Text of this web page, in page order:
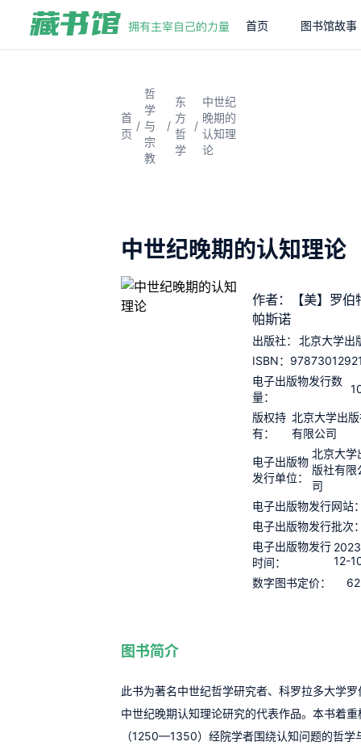
首页 图书馆故事
首
页
/
哲
学
与
宗
教
/
东
方
哲
学
/
中世纪
晚期的
认知理
论
中世纪晚期的认知理论
作者：【美】罗伯
帕斯诺
出版社：
北京大学出
ISBN：
电子出版物发行数
量：
版权持
有：
北京大学出
有限公司
电子出版物
发行单位：
北京大学
版社有限
司
电子出版物发行网站
电子出版物发行批次
电子出版物发行
时间：
12-
数字图书定价：
图书简介
此书为著名中世纪哲学研究者、科罗拉多大学罗
中世纪晚期认知理论研究的代表作品。本书着
（1250—1350）经院学者围绕认知问题的哲学